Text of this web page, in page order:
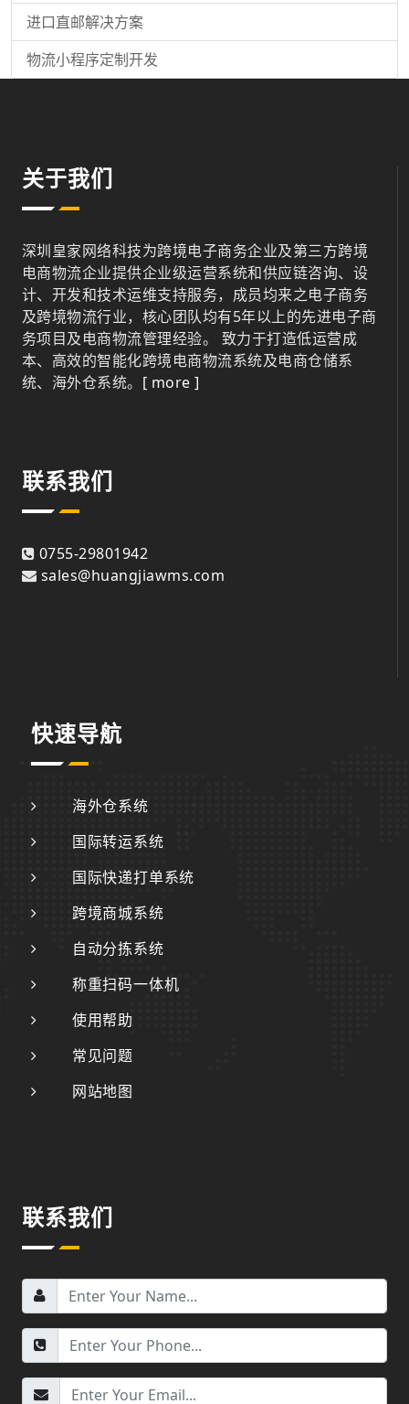
进口直邮解决方案
物流小程序定制开发
关于我们
深圳皇家网络科技为跨境电子商务企业及第三方跨境
电商物流企业提供企业级运营系统和供应链咨询、设
计、开发和技术运维支持服务，成员均来之电子商务
及跨境物流行业，核心团队均有5年以上的先进电子商
务项目及电商物流管理经验。 致力于打造低运营成
本、高效的智能化跨境电商物流系统及电商仓储系
统、海外仓系统。 [ more ]
联系我们
0755-29801942
sales@huangjiawms.com
快速导航
海外仓系统
国际转运系统
国际快递打单系统
跨境商城系统
自动分拣系统
称重扫码一体机
使用帮助
常见问题
网站地图
联系我们